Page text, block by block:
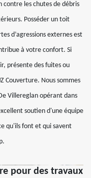
les chutes de débris
Posséder un toit
d’agressions externes est
à votre confort. Si
présente des fuites ou
Couverture. Nous sommes
Villereglan opérant dans
soutien d'une équipe
qu'ils font et qui savent
pour des travaux